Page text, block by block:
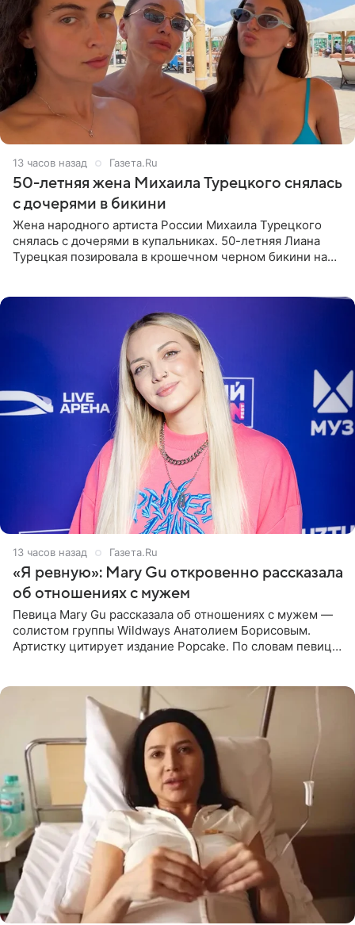
13 часов назад Газета.Ru
50-летняя жена Михаила Турецкого снялась
с дочерями в бикини
Жена народного артиста России Михаила Турецкого
снялась с дочерями в купальниках. 50-летняя Лиана
Турецкая позировала в крошечном черном бикини на
13 часов назад Газета.Ru
«Я ревную»: Mary Gu откровенно рассказала
об отношениях с мужем
Певица Mary Gu рассказала об отношениях с мужем —
солистом группы Wildways Анатолием Борисовым.
Артистку цитирует издание Popcake. По словам певицы,